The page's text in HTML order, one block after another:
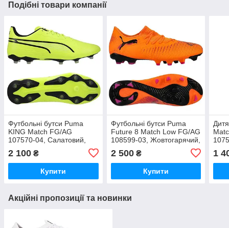
Подібні товари компанії
Футбольні бутси Puma
KING Match FG/AG
107570-04, Салатовий,
2 100 ₴
Купити
Футбольні бутси Puma
Future 8 Match Low FG/AG
108599-03, Жовтогарячий,
2 500₴
Купити
1
Акційні пропозиції та новинки